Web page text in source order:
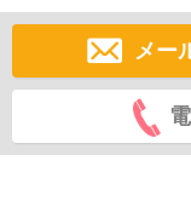
メー